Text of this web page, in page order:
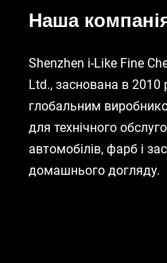
Наша
Shenzhen i-Like Fine
Ltd., заснована в 2010
глобальним
для технічного
автомобілів, фарб і
домашнього догляду.